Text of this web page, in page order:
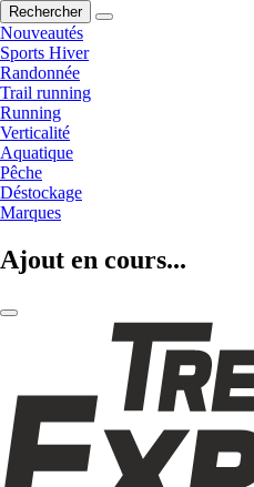
Rechercher
Nouveautés
Sports Hiver
Randonnée
Trail running
Running
Verticalité
Aquatique
Pêche
Déstockage
Marques
Ajout en cours...